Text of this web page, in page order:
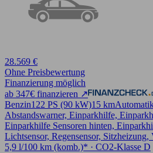
28.569 €
Ohne Preisbewertung
Finanzierung möglich
ab 347€ finanzieren ↗
Benzin122 PS (90 kW)15 km
Abstandswarner, Einparkhilfe,
Einparkhilfe Sensoren hinten,
Lichtsensor, Regensensor, Sitzheizung,
5,9 l/100 km (komb.)* · CO2-Klasse D